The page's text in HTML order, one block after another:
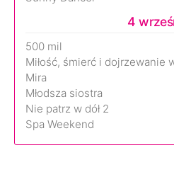
4
500 mil
Miłość, śmierć i dojrzewanie
Mira
Młodsza siostra
Nie patrz w dół 2
Spa Weekend